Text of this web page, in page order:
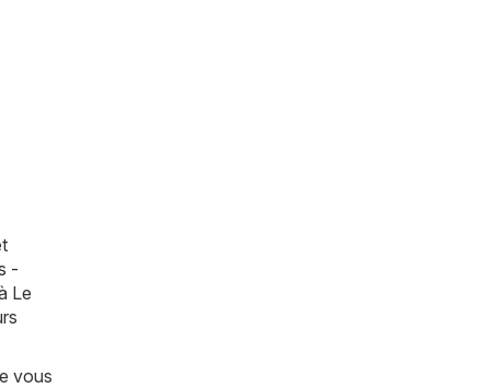
-
Le
vous